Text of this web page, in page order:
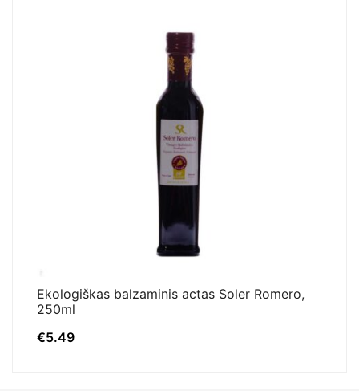
Ekologiškas balzaminis actas Soler Romero,
250ml
€5.49